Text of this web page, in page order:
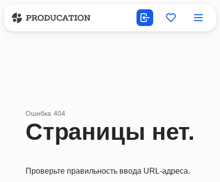
Ошибка 404
Страницы нет.
Проверьте правильность ввода URL-адреса.